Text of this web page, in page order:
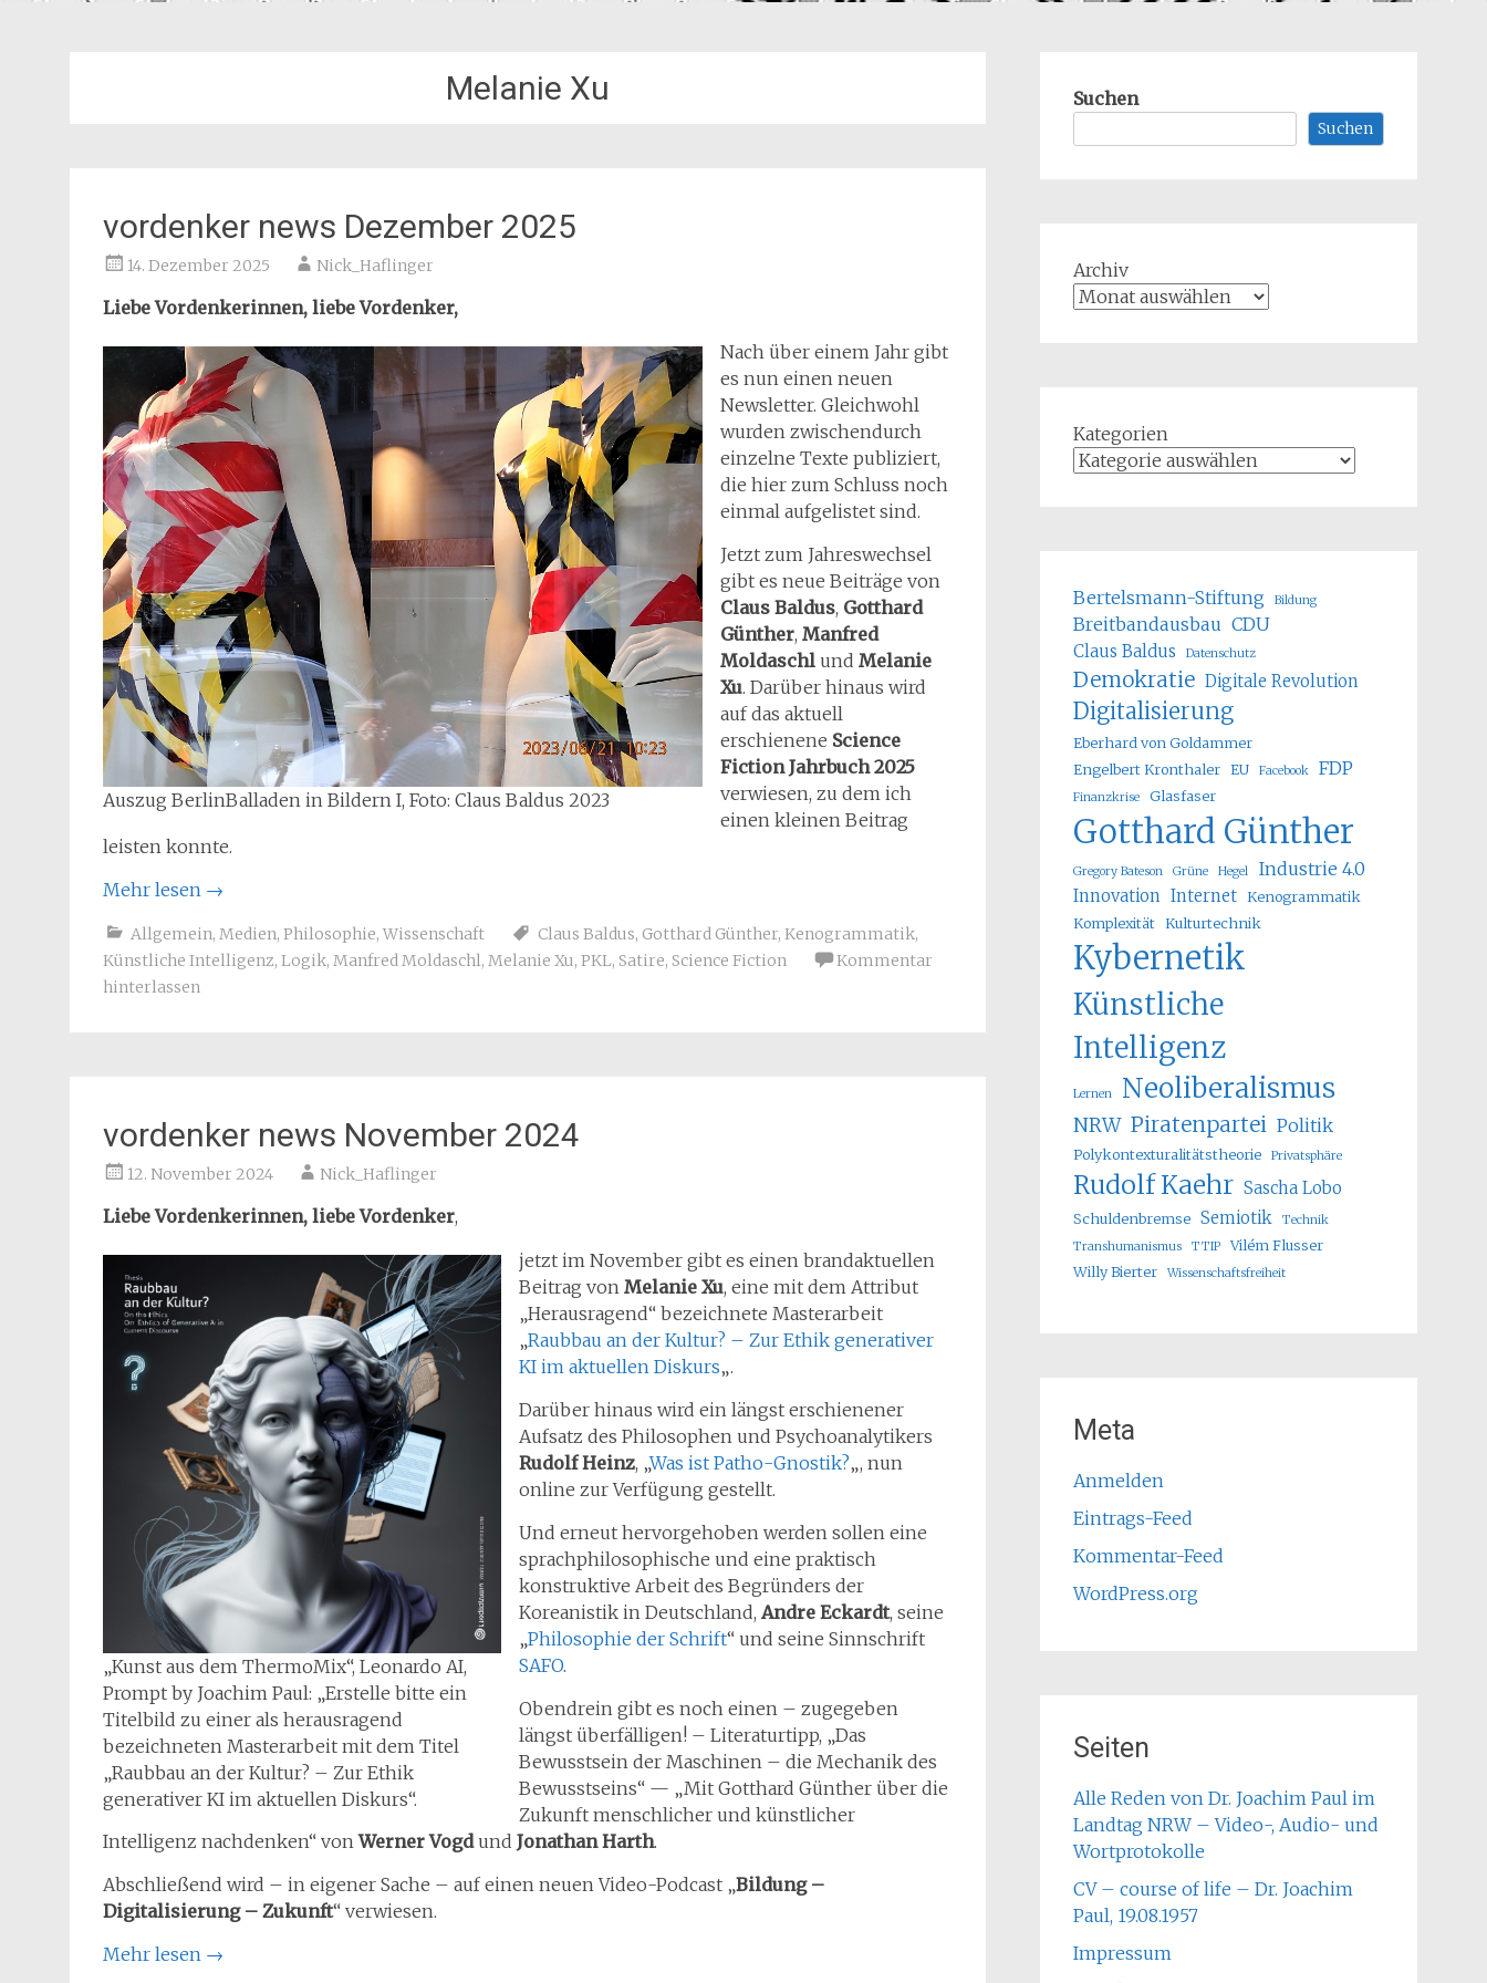
Melanie Xu
vordenker news Dezember 2025
14. Dezember 2025 Nick_Haflinger
Liebe Vordenkerinnen, liebe Vordenker,
Auszug BerlinBalladen in Bildern I, Foto: Claus Baldus 2023
Nach über einem Jahr gibt
es nun einen neuen
Newsletter. Gleichwohl
wurden zwischendurch
einzelne Texte publiziert,
die hier zum Schluss noch
einmal aufgelistet sind.
Jetzt zum Jahreswechsel
gibt es neue Beiträge von
Claus Baldus, Gotthard
Günther, Manfred
Moldaschl und Melanie
Xu. Darüber hinaus wird
auf das aktuell
erschienene Science
Fiction Jahrbuch 2025
verwiesen, zu dem ich
einen kleinen Beitrag
leisten konnte.
Mehr lesen →
Allgemein, Medien, Philosophie, Wissenschaft Claus Baldus, Gotthard Günther, Kenogrammatik,
Künstliche Intelligenz, Logik, Manfred Moldaschl, Melanie Xu, PKL, Satire, Science Fiction
Kommentar
hinterlassen
vordenker news November 2024
12. November 2024 Nick_Haflinger
Liebe Vordenkerinnen, liebe Vordenker,
„Kunst aus dem ThermoMix“, Leonardo AI,
Prompt by Joachim Paul: „Erstelle bitte ein
Titelbild zu einer als herausragend
bezeichneten Masterarbeit mit dem Titel
„Raubbau an der Kultur? – Zur Ethik
generativer KI im aktuellen Diskurs“.
jetzt im November gibt es einen brandaktuellen
Beitrag von Melanie Xu, eine mit dem Attribut
„Herausragend“ bezeichnete Masterarbeit
„Raubbau an der Kultur? – Zur Ethik generativer
KI im aktuellen Diskurs„.
Darüber hinaus wird ein längst erschienener
Aufsatz des Philosophen und Psychoanalytikers
Rudolf Heinz, „Was ist Patho-Gnostik?„, nun
online zur Verfügung gestellt.
Und erneut hervorgehoben werden sollen eine
sprachphilosophische und eine praktisch
konstruktive Arbeit des Begründers der
Koreanistik in Deutschland, Andre Eckardt, seine
„Philosophie der Schrift“ und seine Sinnschrift
SAFO.
Obendrein gibt es noch einen – zugegeben
längst überfälligen! – Literaturtipp, „Das
Bewusstsein der Maschinen – die Mechanik des
Bewusstseins“ — „Mit Gotthard Günther über die
Zukunft menschlicher und künstlicher
Intelligenz nachdenken“ vonWerner Vogdund Jonathan Harth.
Abschließend wird – in eigener Sache – auf einen neuen Video-Podcast „Bildung –
Digitalisierung – Zukunft“ verwiesen.
Mehr lesen →
Suchen
Suchen
Archiv
Kategorien
Bertelsmann-Stiftung Bildung
Breitbandausbau CDU
Claus Baldus Datenschutz
Demokratie Digitale Revolution
Digitalisierung
Eberhard von Goldammer
Engelbert Kronthaler EU Facebook FDP
Finanzkrise Glasfaser
Gotthard Günther
Gregory Bateson Grüne Hegel Industrie 4.0
Innovation Internet Kenogrammatik
Komplexität Kulturtechnik
Kybernetik
Künstliche
Intelligenz
Lernen Neoliberalismus
NRW Piratenpartei Politik
Polykontexturalitätstheorie Privatsphäre
Rudolf Kaehr Sascha Lobo
Schuldenbremse Semiotik
Technik
Transhumanismus
TTIP
Vilém Flusser
Willy Bierter
Wissenschaftsfreiheit
Meta
Anmelden
Eintrags-Feed
Kommentar-Feed
WordPress.org
Seiten
Alle Reden von Dr. Joachim Paul im
Landtag NRW – Video-, Audio- und
Wortprotokolle
CV – course of life – Dr. Joachim
Paul, 19.08.1957
Impressum